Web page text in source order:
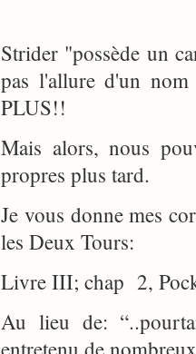
Strider "possède un
pas l'allure d'un
PLUS!!
Mais alors, nous
propres plus tard.
Je vous donne mes
les Deux Tours:
Livre III; chap 2,
Au lieu de:
entretenu de